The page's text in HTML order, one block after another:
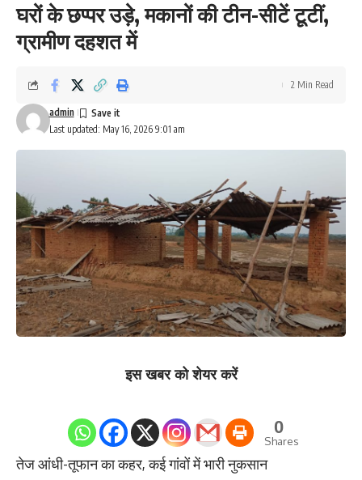
घरों के छप्पर उड़े, मकानों की टीन-सीटें टूटीं,
ग्रामीण दहशत में
Last updated: May 16, 2026 9:01 am
admin
2 Min Read
इस खबर को शेयर करें
0
Shares
तेज आंधी-तूफान का कहर, कई गांवों में भारी नुकसान